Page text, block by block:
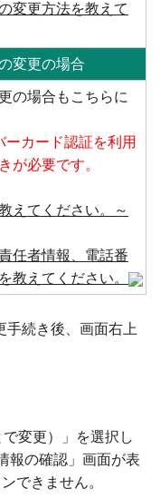
変更方法を教えて
変更の場合
の場合もこちらに
カード認証を利用
が必要です。
えてください。～
任者情報、電話番
教えてください。
手続き後、画面右上
変更）」を選択し
報の確認」画面が表
できません。